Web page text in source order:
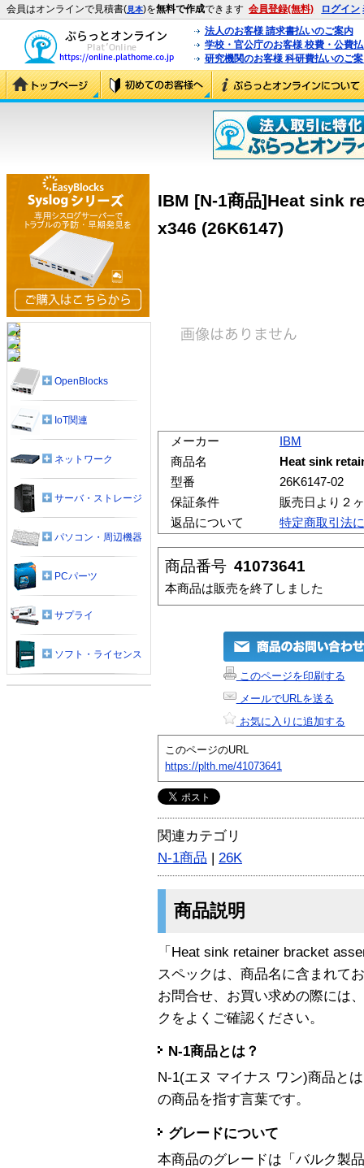
会員はオンラインで見積書(見本)を無料で作成できます 会員登録(無料) ログイン
法人のお客様 請求書払いのご案内
学校・官公庁のお客様 校費・公費
研究機関のお客様 科研費払いのご
IBM [N-1商品]Heat sink
x346 (26K6147)
メーカー
IBM
商品名
Heat sink
型番
26K6147-02
保証条件
販売日より２
返品について
特定商取引法
商品番号 41073641
本商品は販売を終了しました
このページを印刷する
メールでURLを送る
お気に入りに追加する
このページのURL
https://plth.me/41073641
関連カテゴリ
N-1商品 | 26K
商品説明
「Heat sink retainer bracket
スペックは、商品名に含まれて
お問合せ、お買い求めの際には
クをよくご確認ください。
N-1商品とは？
N-1(エヌ マイナス ワン)商品と
の商品を指す言葉です。
グレードについて
本商品のグレードは「バルク製
OpenBlocks
IoT関連
ネットワーク
サーバ・ストレージ
パソコン・周辺機器
PCパーツ
サプライ
ソフト・ライセンス